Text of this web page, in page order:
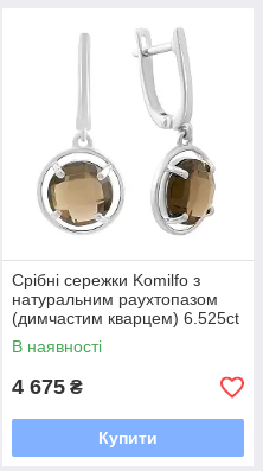
Срібні сережки Komilfo з
натуральним раухтопазом
(димчастим кварцем) 6.525ct
(2207283)
В наявності
4 675 ₴
Купити